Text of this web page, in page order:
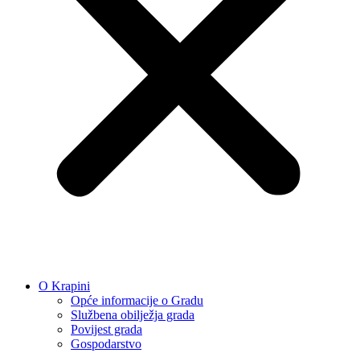
O Krapini
Opće informacije o Gradu
Službena obilježja grada
Povijest grada
Gospodarstvo